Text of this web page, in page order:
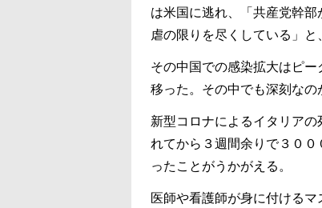
は米国に逃れ、「共産党幹
虐の限りを尽くしている」と
その中国での感染拡大はピ
移った。その中でも深刻なの
新型コロナによるイタリア
れてから３週間余りで３０
ったことがうかがえる。
医師や看護師が身に付ける